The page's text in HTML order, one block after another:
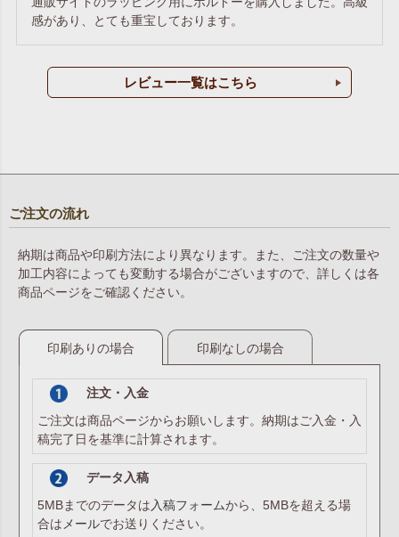
感があり、とても重宝しております。
レビュー一覧はこちら
ご注文の流れ
納期は商品や印刷方法により異なります。また、ご注文の数量や
加工内容によっても変動する場合がございますので、詳しくは各
商品ページをご確認ください。
印刷ありの場合 印刷なしの場合
注文・入金
ご注文は商品ページからお願いします。納期はご入金・入
稿完了日を基準に計算されます。
データ入稿
5MBまでのデータは 入稿フォームから、5MBを超える場
合は メールでお送りください。